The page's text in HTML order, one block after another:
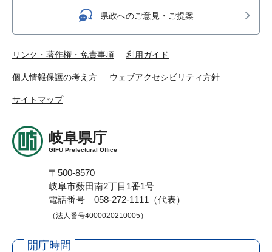
県政へのご意見・ご提案
リンク・著作権・免責事項 利用ガイド
個人情報保護の考え方 ウェブアクセシビリティ方針
サイトマップ
岐阜県庁
GIFU Prefectural Office
〒500-8570
岐阜市薮田南2丁目1番1号
電話番号 058-272-1111（代表）
（法人番号4000020210005）
開庁時間